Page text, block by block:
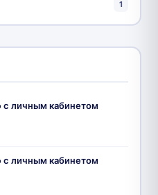
1
личным кабинетом
личным кабинетом